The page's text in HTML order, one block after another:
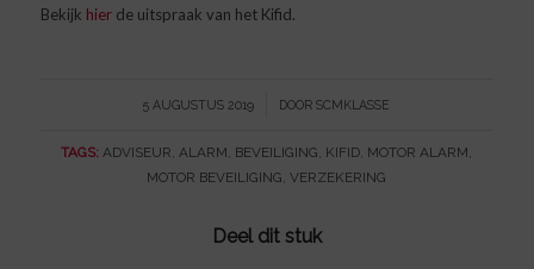
Bekijk hierde uitspraak van het Kifid.
5 AUGUSTUS 2019
/ DOORSCMKLASSE
TAGS: ADVISEUR,ALARM, BEVEILIGING, KIFID, MOTOR ALARM,
MOTOR BEVEILIGING,VERZEKERING
Deel dit stuk